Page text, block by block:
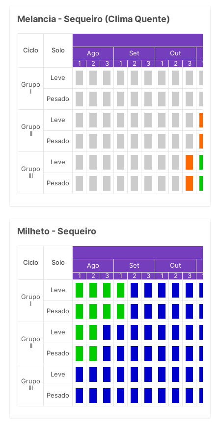
Melancia - Sequeiro (Clima Quente)
Ciclo Solo Ago Set Out
1
2 3 1 2 3 1 2 3 1
Grupo
I
Leve
Pesado
Grupo
II
Leve
Pesado
Grupo
III
Leve
Pesado
Milheto - Sequeiro
Ciclo Solo Ago Set Out
1
2 3 1 2 3 1 2 3 1
Grupo
I
Leve
Pesado
Grupo
II
Leve
Pesado
Grupo
III
Leve
Pesado